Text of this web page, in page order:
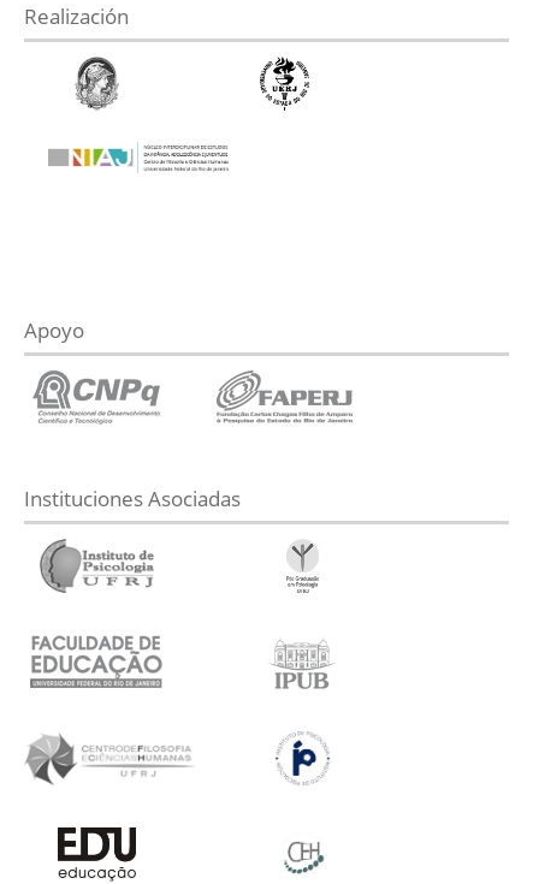
Realización
Apoyo
Instituciones Asociadas